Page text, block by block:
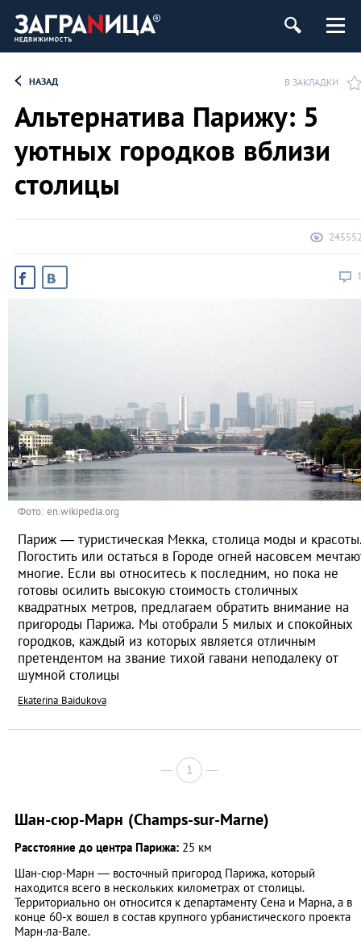
НАЗАД В ЗАКЛАДКИ
Альтернатива Парижу: 5
уютных городков вблизи
столицы
Фото: en.wikipedia.org
Париж — туристическая Мекка, столица моды и
Погостить или остаться в Городе огней насовсем
многие. Если вы относитесь к последним, но пока не
готовы осилить высокую стоимость столичных
квадратных метров, предлагаем обратить внимание на
пригороды Парижа. Мы отобрали 5 милых и спокойных
городков, каждый из которых является отличным
претендентом на звание тихой гавани неподалеку от
шумной столицы
Ekaterina Baidukova
1
Шан-сюр-Марн (Champs-sur-Marne)
Расстояние до центра Парижа: 25 км
Шан-сюр-Марн — восточный пригород Парижа, который
находится всего в нескольких километрах от столицы.
Территориально он относится к департаменту Сена и Марна, а в
конце 60-х вошел в состав крупного урбанистического проекта
Марн-ла-Вале.